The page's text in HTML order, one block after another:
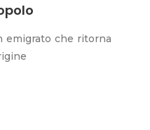
emigrato che ritorna